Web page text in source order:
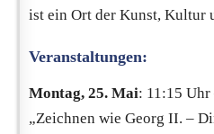
ist ein Ort der Kunst, Kultur
Veranstaltungen:
Montag, 25. Mai: 11:15
„Zeichnen wie Georg II. –